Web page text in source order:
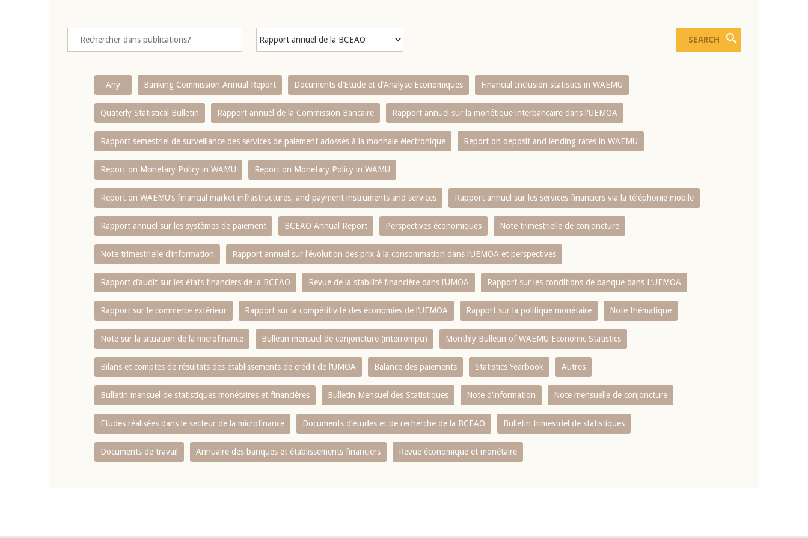
- Any - Banking Commission Annual Report Documents d’Etude et d’Analyse Economiques Financial Inclusion statistics in WAEMU
Quaterly Statistical Bulletin Rapport annuel de la Commission Bancaire Rapport annuel sur la monétique interbancaire dans l'UEMOA
Rapport semestriel de surveillance des services de paiement adossés à la monnaie électronique Report on deposit and lending rates in WAEMU
Report on Monetary Policy in WAMU Report on Monetary Policy in WAMU
Report on WAEMU’s financial market infrastructures, and payment instruments and services Rapport annuel sur les services financiers via la téléphonie mobile
Rapport annuel sur les systèmes de paiement BCEAO Annual Report Perspectives économiques Note trimestrielle de conjoncture
Note trimestrielle d‘information Rapport annuel sur l‘évolution des prix à la consommation dans l‘UEMOA et perspectives
Rapport d‘audit sur les états financiers de la BCEAO Revue de la stabilité financière dans l‘UMOA Rapport sur les conditions de banque dans L‘UEMOA
Rapport sur le commerce extérieur Rapport sur la compétitivité des économies de l‘UEMOA Rapport sur la politique monétaire Note thématique
Note sur la situation de la microfinance Bulletin mensuel de conjoncture (interrompu) Monthly Bulletin of WAEMU Economic Statistics
Bilans et comptes de résultats des établissements de crédit de l‘UMOA Balance des paiements Statistics Yearbook Autres
Bulletin mensuel de statistiques monétaires et financières Bulletin Mensuel des Statistiques Note d’information Note mensuelle de conjoncture
Etudes réalisées dans le secteur de la microfinance Documents d’études et de recherche de la BCEAO Bulletin trimestriel de statistiques
Documents de travail Annuaire des banques et établissements financiers Revue économique et monétaire